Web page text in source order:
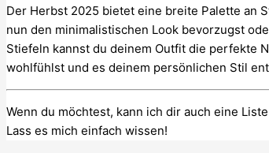
Der Herbst 2025 bietet eine breite Palette an
nun den minimalistischen Look bevorzugst
Stiefeln kannst du deinem Outfit die perfekte
wohlfühlst und es deinem persönlichen Stil
Wenn du möchtest, kann ich dir auch eine
Lass es mich einfach wissen!